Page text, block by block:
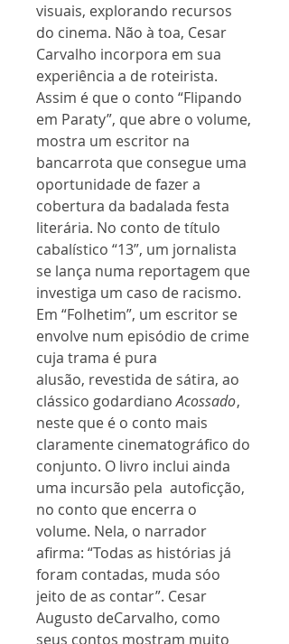
visuais, explorando recursos
do cinema. Não à toa, Cesar
Carvalho incorpora em sua
experiência a de roteirista.
Assim é que o conto “Flipando
em Paraty”, que abre o volume,
mostra um escritor na
bancarrota que consegue uma
oportunidade de fazer a
cobertura da badalada festa
literária. No conto de título
cabalístico “13”, um jornalista
se lança numa reportagem que
investiga um caso de racismo.
Em “Folhetim”, um escritor se
envolve num episódio de crime
cuja trama é pura
alusão, revestida de sátira, ao
clássico godardianoAcossado,
neste que é o conto mais
claramente cinematográfico do
conjunto. O livro inclui ainda
uma incursão pela autoficção,
no conto que encerra o
volume. Nela, o narrador
afirma: “Todas as histórias já
foram contadas, muda sóo
jeito de as contar”. Cesar
Augusto deCarvalho, como
seus contos mostram muito